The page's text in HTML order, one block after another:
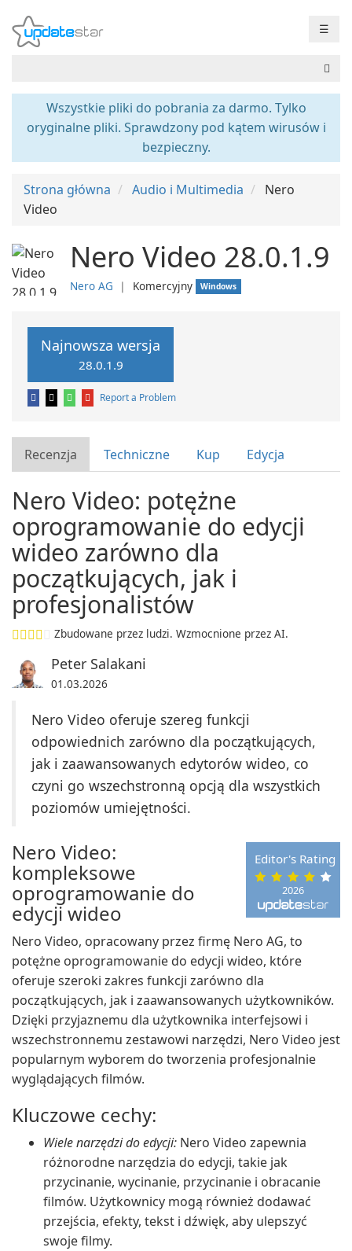
☰
Wszystkie pliki do pobrania za darmo. Tylko
oryginalne pliki. Sprawdzony pod kątem wirusów i
bezpieczny.
Strona główna Audio i Multimedia
Nero
Video
Nero Video 28.0.1.9
Nero AG ❘ Komercyjny Windows
Najnowsza wersja
28.0.1.9
Report a Problem
Recenzja Techniczne Kup Edycja
Nero Video: potężne
oprogramowanie do edycji
wideo zarówno dla
początkujących, jak i
profesjonalistów
Zbudowane przez ludzi. Wzmocnione przez AI.
Peter Salakani
01.03.2026
Nero Video oferuje szereg funkcji
odpowiednich zarówno dla początkujących,
jak i zaawansowanych edytorów wideo, co
czyni go wszechstronną opcją dla wszystkich
poziomów umiejętności.
2026
Editor's Rating
Nero Video:
kompleksowe
oprogramowanie do
edycji wideo
Nero Video, opracowany przez firmę Nero AG, to
potężne oprogramowanie do edycji wideo, które
oferuje szeroki zakres funkcji zarówno dla
początkujących, jak i zaawansowanych użytkowników.
Dzięki przyjaznemu dla użytkownika interfejsowi i
wszechstronnemu zestawowi narzędzi, Nero Video jest
popularnym wyborem do tworzenia profesjonalnie
wyglądających filmów.
Kluczowe cechy:
Wiele narzędzi do edycji: Nero Video zapewnia
różnorodne narzędzia do edycji, takie jak
przycinanie, wycinanie, przycinanie i obracanie
filmów. Użytkownicy mogą również dodawać
przejścia, efekty, tekst i dźwięk, aby ulepszyć
swoje filmy.